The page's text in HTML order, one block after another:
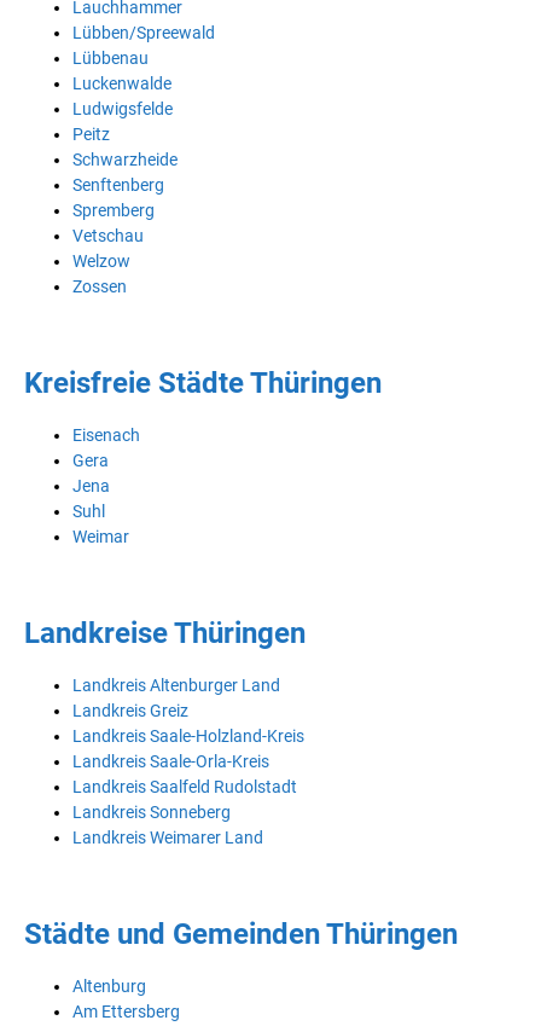
Lauchhammer
Lübben/Spreewald
Lübbenau
Luckenwalde
Ludwigsfelde
Peitz
Schwarzheide
Senftenberg
Spremberg
Vetschau
Welzow
Zossen
Kreisfreie Städte Thüringen
Eisenach
Gera
Jena
Suhl
Weimar
Landkreise Thüringen
Landkreis Altenburger Land
Landkreis Greiz
Landkreis Saale-Holzland-Kreis
Landkreis Saale-Orla-Kreis
Landkreis Saalfeld Rudolstadt
Landkreis Sonneberg
Landkreis Weimarer Land
Städte und Gemeinden Thüringen
Altenburg
Am Ettersberg